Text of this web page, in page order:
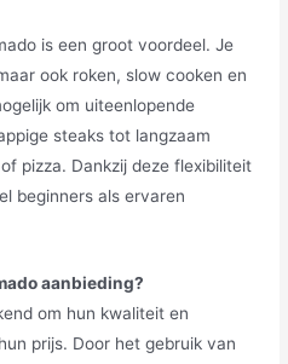
is een groot voordeel. Je
ook roken, slow cooken en
om uiteenlopende
steaks tot langzaam
pizza. Dankzij deze flexibiliteit
beginners als ervaren
aanbieding?
om hun kwaliteit en
prijs. Door het gebruik van